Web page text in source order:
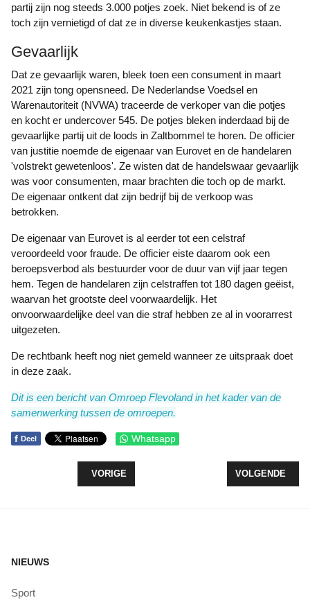
partij zijn nog steeds 3.000 potjes zoek. Niet bekend is of ze
toch zijn vernietigd of dat ze in diverse keukenkastjes staan.
Gevaarlijk
Dat ze gevaarlijk waren, bleek toen een consument in maart
2021 zijn tong opensneed. De Nederlandse Voedsel en
Warenautoriteit (NVWA) traceerde de verkoper van die potjes
en kocht er undercover 545. De potjes bleken inderdaad bij de
gevaarlijke partij uit de loods in Zaltbommel te horen. De officier
van justitie noemde de eigenaar van Eurovet en de handelaren
'volstrekt gewetenloos'. Ze wisten dat de handelswaar gevaarlijk
was voor consumenten, maar brachten die toch op de markt.
De eigenaar ontkent dat zijn bedrijf bij de verkoop was
betrokken.
De eigenaar van Eurovet is al eerder tot een celstraf
veroordeeld voor fraude. De officier eiste daarom ook een
beroepsverbod als bestuurder voor de duur van vijf jaar tegen
hem. Tegen de handelaren zijn celstraffen tot 180 dagen geëist,
waarvan het grootste deel voorwaardelijk. Het
onvoorwaardelijke deel van die straf hebben ze al in voorarrest
uitgezeten.
De rechtbank heeft nog niet gemeld wanneer ze uitspraak doet
in deze zaak.
Dit is een bericht van Omroep Flevoland in het kader van de
samenwerking tussen de omroepen.
f Deel Whatsapp
VORIG ARTIKEL: OPPOSITIE STELT VRAGEN
VORIGE VOLGENDE
VOLGENDE
NIEUWS
Sport